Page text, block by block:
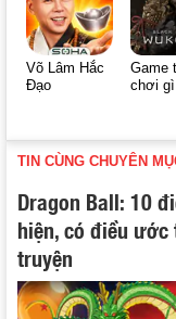
Võ Lâm Hắc
Đạo
Game
chơi gì
TIN CÙNG CHUYÊN
Dragon Ball: 10
hiện, có điều
truyện